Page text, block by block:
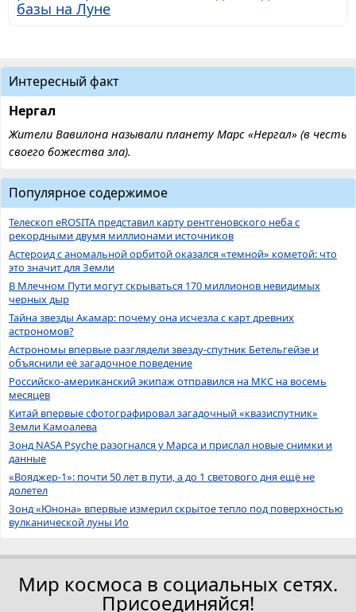
базы на Луне
Интересный факт
Нергал
Жители Вавилона называли планету Марс «Нергал» (в честь
своего божества зла).
Популярное содержимое
Телескоп eROSITA представил карту рентгеновского неба с
рекордными двумя миллионами источников
Астероид с аномальной орбитой оказался «темной» кометой: что
это значит для Земли
В Млечном Пути могут скрываться 170 миллионов невидимых
черных дыр
Тайна звезды Акамар: почему она исчезла с карт древних
астрономов?
Астрономы впервые разглядели звезду-спутник Бетельгейзе и
объяснили её загадочное поведение
Российско-американский экипаж отправился на МКС на восемь
месяцев
Китай впервые сфотографировал загадочный «квазиспутник»
Земли Камоалева
Зонд NASA Psyche разогнался у Марса и прислал новые снимки и
данные
«Вояджер-1»: почти 50 лет в пути, а до 1 светового дня ещё не
долетел
Зонд «Юнона» впервые измерил скрытое тепло под поверхностью
вулканической луны Ио
Мир космоса в социальных сетях.
Присоединяйся!